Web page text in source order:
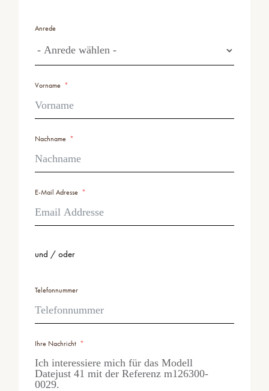
Anrede
Vorname
Nachname
E-Mail Adresse
und / oder
Telefonnummer
Ihre Nachricht